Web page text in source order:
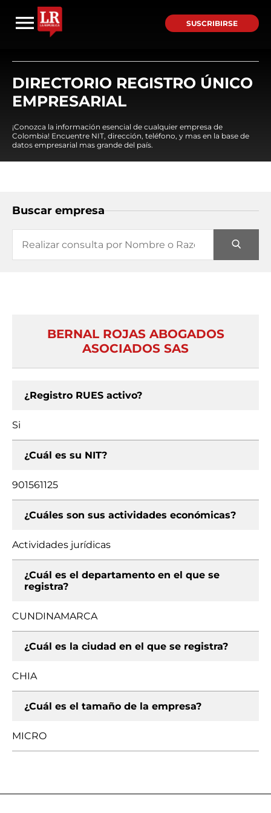
SUSCRIBIRSE
DIRECTORIO REGISTRO ÚNICO
EMPRESARIAL
¡Conozca la información esencial de cualquier empresa de
Colombia! Encuentre NIT, dirección, teléfono, y mas en la base de
datos empresarial mas grande del país.
Buscar empresa
BERNAL ROJAS ABOGADOS
ASOCIADOS SAS
¿Registro RUES activo?
Si
¿Cuál es su NIT?
901561125
¿Cuáles son sus actividades económicas?
Actividades jurídicas
¿Cuál es el departamento en el que se
registra?
CUNDINAMARCA
¿Cuál es la ciudad en el que se registra?
CHIA
¿Cuál es el tamaño de la empresa?
MICRO